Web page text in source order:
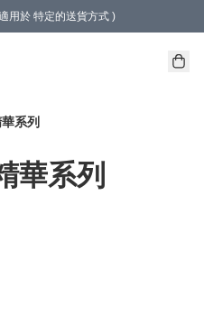
用於 特定的送貨方式 )
系列
華系列